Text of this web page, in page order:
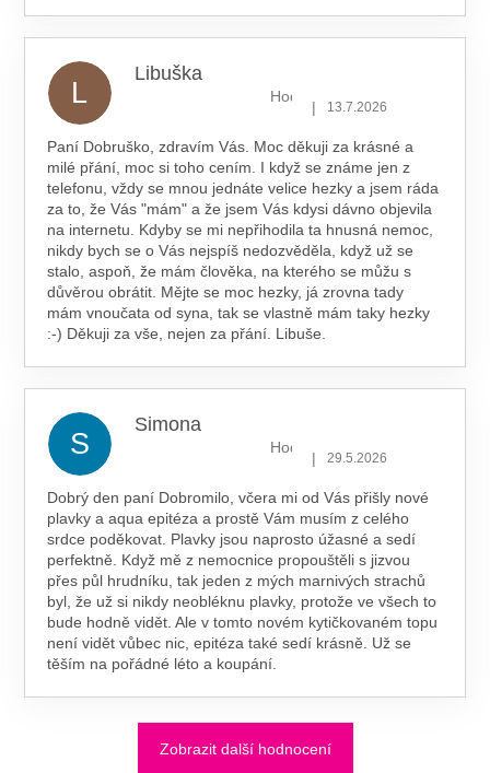
L
Libuška
Hodnocení obchodu je 5 z 5
| 13.7.2026
Paní Dobruško, zdravím Vás. Moc děkuji za krásné a
milé přání, moc si toho cením. I když se známe jen z
telefonu, vždy se mnou jednáte velice hezky a jsem ráda
za to, že Vás "mám" a že jsem Vás kdysi dávno objevila
na internetu. Kdyby se mi nepřihodila ta hnusná nemoc,
nikdy bych se o Vás nejspíš nedozvěděla, když už se
stalo, aspoň, že mám člověka, na kterého se můžu s
důvěrou obrátit. Mějte se moc hezky, já zrovna tady
mám vnoučata od syna, tak se vlastně mám taky hezky
:-) Děkuji za vše, nejen za přání. Libuše.
S
Simona
Hodnocení obchodu je 5 z 5
| 29.5.2026
Dobrý den paní Dobromilo, včera mi od Vás přišly nové
plavky a aqua epitéza a prostě Vám musím z celého
srdce poděkovat. Plavky jsou naprosto úžasné a sedí
perfektně. Když mě z nemocnice propouštěli s jizvou
přes půl hrudníku, tak jeden z mých marnivých strachů
byl, že už si nikdy neobléknu plavky, protože ve všech to
bude hodně vidět. Ale v tomto novém kytičkovaném topu
není vidět vůbec nic, epitéza také sedí krásně. Už se
těším na pořádné léto a koupání.
Zobrazit další hodnocení